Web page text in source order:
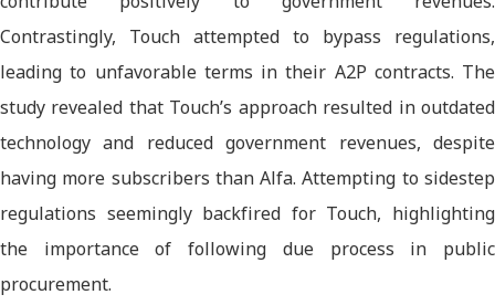
Contrastingly, Touch attempted to bypass regulations,
leading to unfavorable terms in their A2P contracts. The
study revealed that Touch’s approach resulted in outdated
technology and reduced government revenues, despite
having more subscribers than Alfa. Attempting to sidestep
regulations seemingly backfired for Touch, highlighting
the importance of following due process in public
procurement.